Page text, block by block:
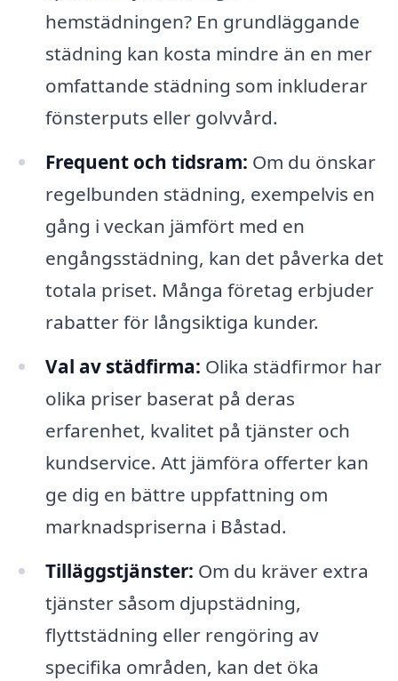
hemstädningen? En grundläggande
städning kan kosta mindre än en mer
omfattande städning som inkluderar
fönsterputs eller golvvård.
Frequent och tidsram: Om du önskar
regelbunden städning, exempelvis en
gång i veckan jämfört med en
engångsstädning, kan det påverka det
totala priset. Många företag erbjuder
rabatter för långsiktiga kunder.
Val av städfirma: Olika städfirmor har
olika priser baserat på deras
erfarenhet, kvalitet på tjänster och
kundservice. Att jämföra offerter kan
ge dig en bättre uppfattning om
marknadspriserna i Båstad.
Tilläggstjänster: Om du kräver extra
tjänster såsom djupstädning,
flyttstädning eller rengöring av
specifika områden, kan det öka